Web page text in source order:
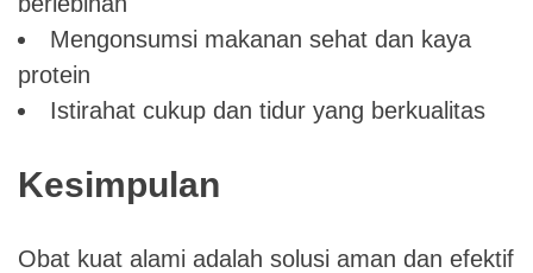
Mengonsumsi makanan sehat dan kaya
protein
Istirahat cukup dan tidur yang berkualitas
Kesimpulan
Obat kuat alami adalah solusi aman dan efektif